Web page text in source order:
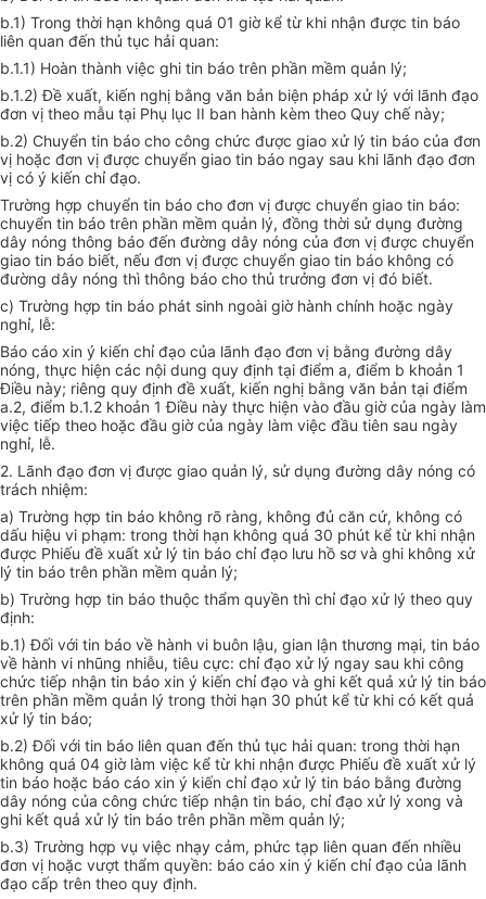
b.1) Trong thời hạn không quá 01 giờ kể từ khi nhận được tin báo
liên quan đến thủ tục hải quan:
b.1.1) Hoàn thành việc ghi tin báo trên phần mềm quản lý;
b.1.2) Đề xuất, kiến nghị bằng văn bản biện pháp xử lý với lãnh đạo
đơn vị theo mẫu tại Phụ lục II ban hành kèm theo Quy chế này;
b.2) Chuyển tin báo cho công chức được giao xử lý tin báo của đơn
vị hoặc đơn vị được chuyển giao tin báo ngay sau khi lãnh đạo đơn
vị có ý kiến chỉ đạo.
Trường hợp chuyển tin báo cho đơn vị được chuyển giao tin báo:
chuyển tin báo trên phần mềm quản lý, đồng thời sử dụng đường
dây nóng thông báo đến đường dây nóng của đơn vị được chuyển
giao tin báo biết, nếu đơn vị được chuyển giao tin báo không có
đường dây nóng thì thông báo cho thủ trưởng đơn vị đó biết.
c) Trường hợp tin báo phát sinh ngoài giờ hành chính hoặc ngày
nghỉ, lễ:
Báo cáo xin ý kiến chỉ đạo của lãnh đạo đơn vị bằng đường dây
nóng, thực hiện các nội dung quy định tại điểm a, điểm b khoản 1
Điều này; riêng quy định đề xuất, kiến nghị bằng văn bản tại điểm
a.2, điểm b.1.2 khoản 1 Điều này thực hiện vào đầu giờ của ngày làm
việc tiếp theo hoặc đầu giờ của ngày làm việc đầu tiên sau ngày
nghỉ, lễ.
2. Lãnh đạo đơn vị được giao quản lý, sử dụng đường dây nóng có
trách nhiệm:
a) Trường hợp tin báo không rõ ràng, không đủ căn cứ, không có
dấu hiệu vi phạm: trong thời hạn không quá 30 phút kể từ khi nhận
được Phiếu đề xuất xử lý tin báo chỉ đạo lưu hồ sơ và ghi không xử
lý tin báo trên phần mềm quản lý;
b) Trường hợp tin báo thuộc thẩm quyền thì chỉ đạo xử lý theo quy
định:
b.1) Đối với tin báo về hành vi buôn lậu, gian lận thương mại, tin báo
về hành vi nhũng nhiễu, tiêu cực: chỉ đạo xử lý ngay sau khi công
chức tiếp nhận tin báo xin ý kiến chỉ đạo và ghi kết quả xử lý tin báo
trên phần mềm quản lý trong thời hạn 30 phút kể từ khi có kết quả
xử lý tin báo;
b.2) Đối với tin báo liên quan đến thủ tục hải quan: trong thời hạn
không quá 04 giờ làm việc kể từ khi nhận được Phiếu đề xuất xử lý
tin báo hoặc báo cáo xin ý kiến chỉ đạo xử lý tin báo bằng đường
dây nóng của công chức tiếp nhận tin báo, chỉ đạo xử lý xong và
ghi kết quả xử lý tin báo trên phần mềm quản lý;
b.3) Trường hợp vụ việc nhạy cảm, phức tạp liên quan đến nhiều
đơn vị hoặc vượt thẩm quyền: báo cáo xin ý kiến chỉ đạo của lãnh
đạo cấp trên theo quy định.